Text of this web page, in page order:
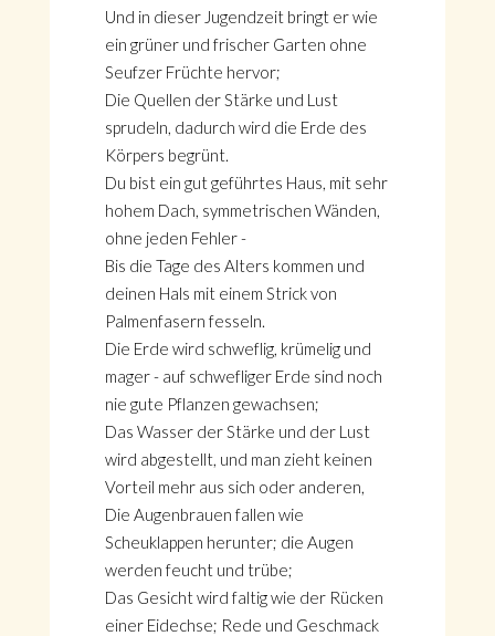
Und in dieser Jugendzeit bringt er wie
ein grüner und frischer Garten ohne
Seufzer Früchte hervor;
Die Quellen der Stärke und Lust
sprudeln, dadurch wird die Erde des
Körpers begrünt.
Du bist ein gut geführtes Haus, mit sehr
hohem Dach, symmetrischen Wänden,
ohne jeden Fehler -
Bis die Tage des Alters kommen und
deinen Hals mit einem Strick von
Palmenfasern fesseln.
Die Erde wird schweflig, krümelig und
mager - auf schwefliger Erde sind noch
nie gute Pflanzen gewachsen;
Das Wasser der Stärke und der Lust
wird abgestellt, und man zieht keinen
Vorteil mehr aus sich oder anderen,
Die Augenbrauen fallen wie
Scheuklappen herunter; die Augen
werden feucht und trübe;
Das Gesicht wird faltig wie der Rücken
einer Eidechse; Rede und Geschmack